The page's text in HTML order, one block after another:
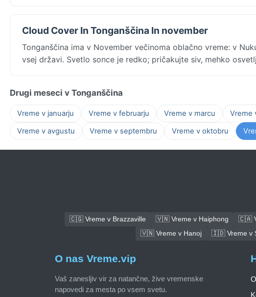
Cloud Cover In Tonganščina In november
Tonganščina ima v November večinoma oblačno vreme: v
vsej državi. Svetlo sonce je redko; pričakujte siv, mehko
Drugi meseci v Tonganščina
Vreme v januarju Vreme v februarju Vreme v marcu Vreme
Vreme v avgustu
Vreme v septembru Vreme v oktobru
🇨🇬 Vreme v Brazzaville 🇻🇳 Vreme v Haiphong 🇨🇦
🇻🇳 Vreme v Hanoj
🇮🇩 Vreme v
O nas Vreme.vip
Vaš zanesljiv vir za natančne, žive vremenske
napovedi za mesta po vsem svetu.